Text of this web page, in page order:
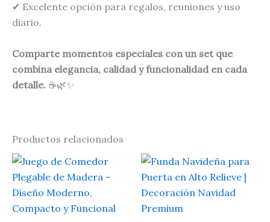
✔ Excelente opción para regalos, reuniones y uso
diario.
Comparte momentos especiales con un set que
combina elegancia, calidad y funcionalidad en cada
detalle. ☕🌿✨
Productos relacionados